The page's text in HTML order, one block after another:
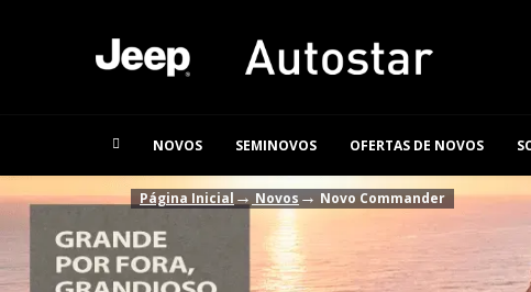
NOVOS SEMINOVOS OFERTAS DE NOVOS
Página Inicial→ Novos→ Novo Commander